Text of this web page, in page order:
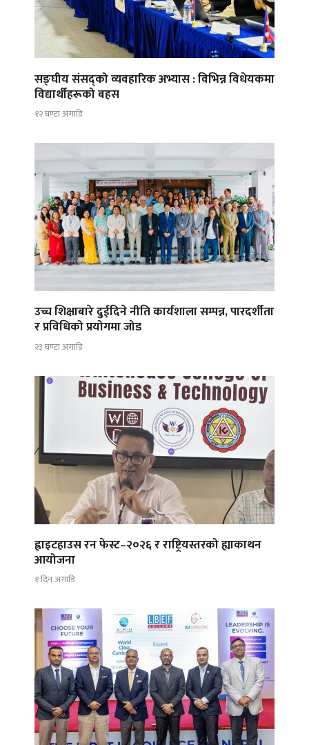
सङ्घीय संसद्को व्यवहारिक अभ्यास : विभिन्न विधेयकमा
विद्यार्थीहरूको बहस
१२ घण्टा अगाडि
उच्च शिक्षाबारे दुईदिने नीति कार्यशाला सम्पन्न, पारदर्शीता
र प्रविधिको प्रयोगमा जोड
२३ घण्टा अगाडि
ह्वाइटहाउस रन फेस्ट–२०२६ र राष्ट्रियस्तरको ह्याकाथन
आयोजना
१ दिन अगाडि